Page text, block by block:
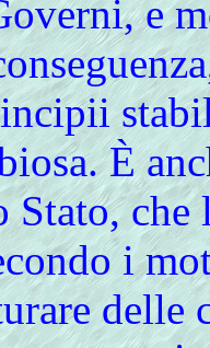
e
È
Stato, che
i
delle